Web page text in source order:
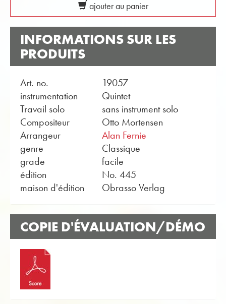
ajouter au panier
INFORMATIONS SUR LES
PRODUITS
Art. no.
19057
instrumentation
Quintet
Travail solo
sans instrument solo
Compositeur
Otto Mortensen
Arrangeur
Alan Fernie
genre
Classique
grade
facile
édition
No. 445
maison d'édition
Obrasso Verlag
COPIE D'ÉVALUATION/DÉMO